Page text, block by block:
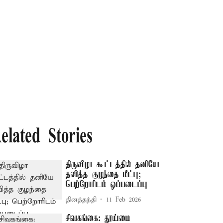
Stories
திருவிழா கூட்டத்தில் தனியே
தவித்த குழந்தை மீட்பு;
பெற்றோரிடம் ஒப்படைப்பு
தினத்தந்தி 11 Feb 2026
சிவகங்கை: தூய்மை